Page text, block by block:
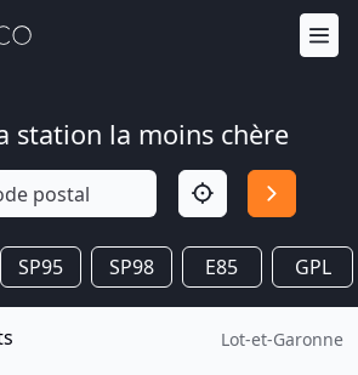
station la moins chère
SP95 SP98 E85 GPL
Lot-et-Garonne